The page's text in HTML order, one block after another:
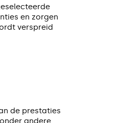
en zorgen
verspreid
de prestaties
andere